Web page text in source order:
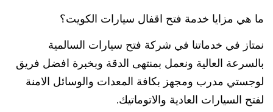
ما هي مزايا خدمة فتح اقفال سيارات الكويت؟
نمتاز في خدماتنا في شركة فتح سيارات السالمية
بالسرعة العالية ونعمل بمنتهى الدقة وبخبرة افضل فريق
لوجستي مدرب ومجهز بكافة المعدات والوسائل الامنة
لفتح السيارات العادية والاتوماتيك.